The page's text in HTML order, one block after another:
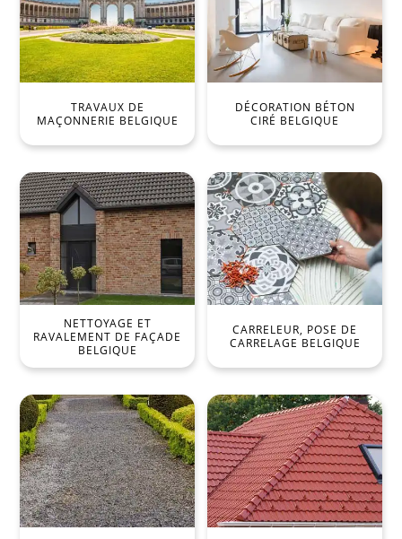
TRAVAUX DE
MAÇONNERIE BELGIQUE
DÉCORATION BÉTON
CIRÉ BELGIQUE
NETTOYAGE ET
RAVALEMENT DE FAÇADE
BELGIQUE
CARRELEUR, POSE DE
CARRELAGE BELGIQUE